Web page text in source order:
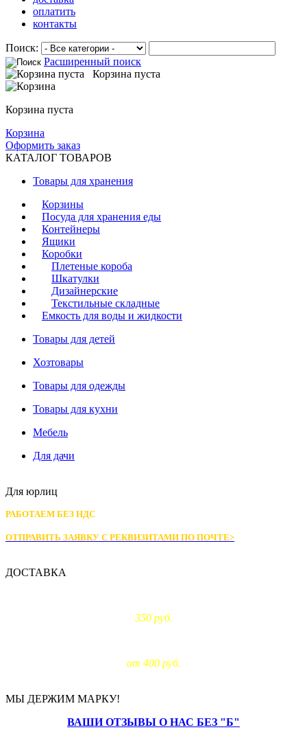
оплатить
контакты
Поиск:
Расширенный поиск
Корзина пуста
Корзина пуста
Корзина
Оформить заказ
КАТАЛОГ ТОВАРОВ
Товары для хранения
Корзины
Посуда для хранения еды
Контейнеры
Ящики
Коробки
Плетеные короба
Шкатулки
Дизайнерские
Текстильные складные
Емкость для воды и жидкости
Товары для детей
Хозтовары
Товары для одежды
Товары для кухни
Мебель
Для дачи
Для юрлиц
РАБОТАЕМ БЕЗ НДС
ОТПРАВИТЬ ЗАЯВКУ С РЕКВИЗИТАМИ ПО ПОЧТЕ>
ДОСТАВКА
350 руб.
от 400 руб.
МЫ ДЕРЖИМ МАРКУ!
ВАШИ ОТЗЫВЫ О НАС БЕЗ "Б"